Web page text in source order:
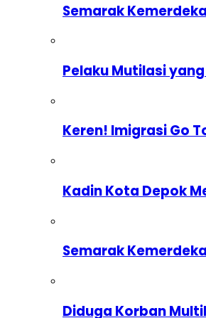
Semarak
Pelaku Mutilasi
Keren! Imigrasi Go
Kadin Kota Depok
Semarak
Diduga Korban